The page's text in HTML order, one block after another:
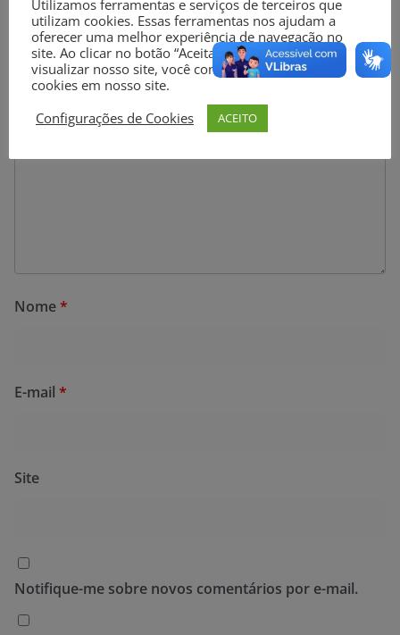
obrigatórios são marcados com*
Comentário*
Nome*
E-mail *
Site
Notifique-me sobre novos comentários por e-mail.
Utilizamos ferramentas e serviços de terceiros que
utilizam cookies. Essas ferramentas nos ajudam a
oferecer uma melhor experiência de navegação no
site. Ao clicar no botão “Aceitar” ou continuar a
visualizar nosso site, você concorda com o uso de
cookies em nosso site.
Configurações de Cookies
ACEITO